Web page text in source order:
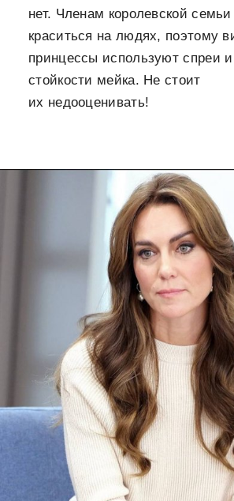
нет. Членам королевской семьи
краситься на людях, поэтому
принцессы используют спреи
стойкости мейка. Не стоит
их недооценивать!